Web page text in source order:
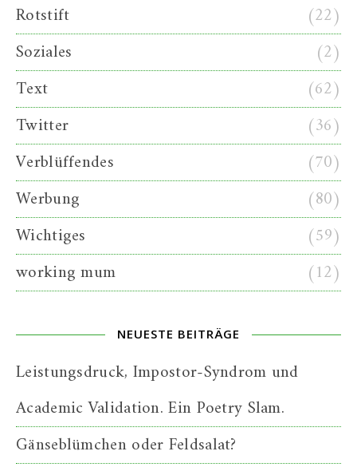
Rotstift
(22)
Soziales
(2)
Text
(62)
Twitter
(36)
Verblüffendes
(70)
Werbung
(80)
Wichtiges
(59)
working mum
(12)
NEUESTE BEITRÄGE
Leistungsdruck, Impostor-Syndrom und
Academic Validation. Ein Poetry Slam.
Gänseblümchen oder Feldsalat?